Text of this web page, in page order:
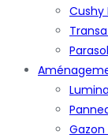
Cushy